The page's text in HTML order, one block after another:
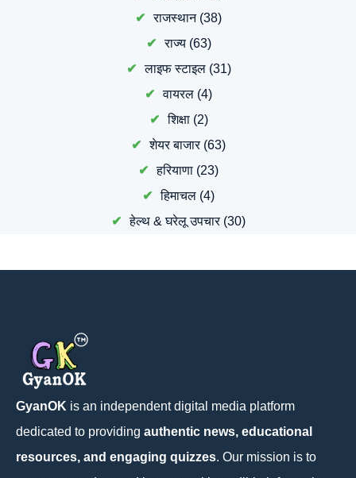
राजस्थान(38)
राज्य(63)
लाइफ स्टाइल(31)
वायरल (4)
शिक्षा(2)
शेयर बाजार(63)
हरियाणा (23)
हिमाचल (4)
हेल्थ & घरेलू उपचार(30)
GyanOK is an independent digital media platform
dedicated to providing authentic news, educational
resources, and engaging quizzes. Our mission is to